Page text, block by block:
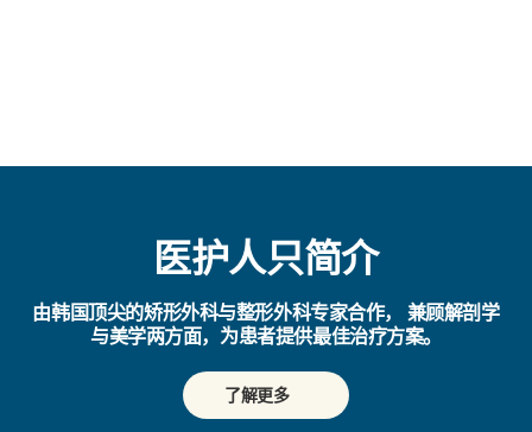
医护人只简介
由韩国顶尖的矫形外科与整形外科专家合作，
兼顾解剖学
与美学两方面，为患者提供最佳治疗方案。
了解更多